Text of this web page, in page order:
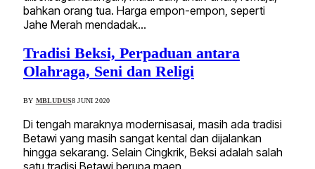
bahkan orang tua. Harga empon-empon, seperti
Jahe Merah mendadak…
Tradisi Beksi, Perpaduan antara
Olahraga, Seni dan Religi
BY MBLUDUS8 JUNI 2020
Di tengah maraknya modernisasai, masih ada tradisi
Betawi yang masih sangat kental dan dijalankan
hingga sekarang. Selain Cingkrik, Beksi adalah salah